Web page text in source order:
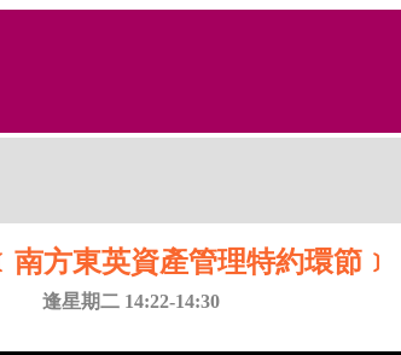
南方東英資產管理特約環節﹞
逢星期二 14:22-14:30